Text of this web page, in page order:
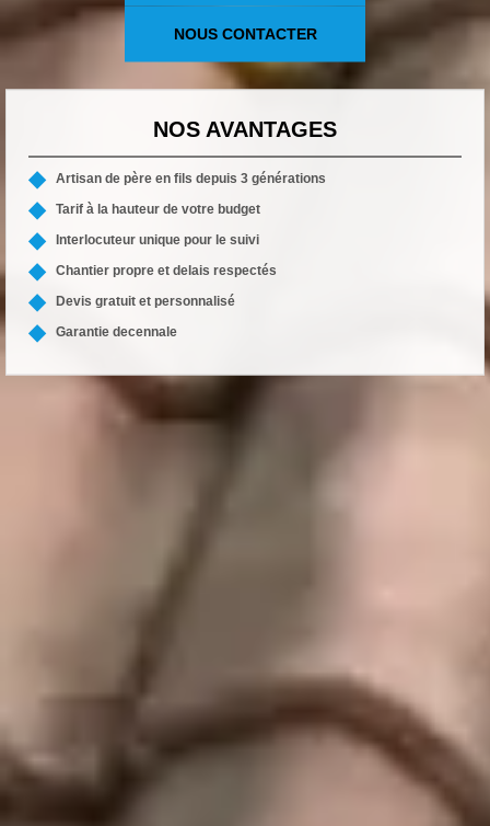
NOUS CONTACTER
NOS AVANTAGES
Artisan de père en fils depuis 3 générations
Tarif à la hauteur de votre budget
Interlocuteur unique pour le suivi
Chantier propre et delais respectés
Devis gratuit et personnalisé
Garantie decennale